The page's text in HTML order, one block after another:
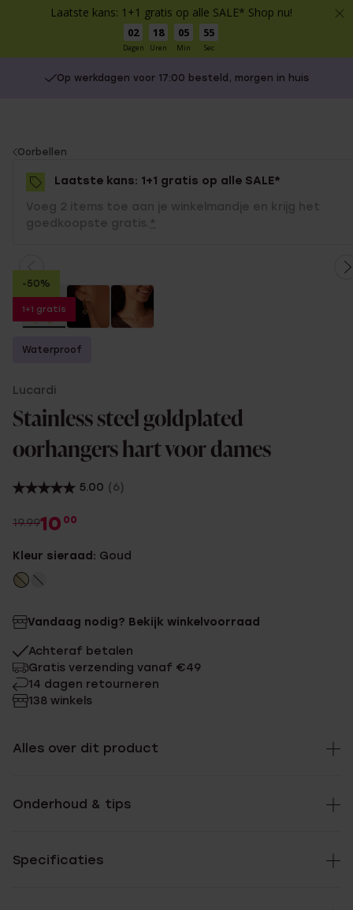
Laatste kans: 1+1 gratis op alle SALE* Shop nu!
02
Dagen
18
Uren
05
Min
55
Sec
Op werkdagen voor 17:00 besteld, morgen in huis
You
are
here:
Oorbellen
Laatste kans: 1+1 gratis op alle SALE*
Voeg 2 items toe aan je winkelmandje en krijg het
goedkoopste gratis. *
-50%
1+1 gratis
Waterproof
Lucardi
Stainless steel goldplated
oorhangers hart voor dames
5.00 (6)
19.9910 00
Kleur sieraad: Goud
Vandaag nodig? Bekijk winkelvoorraad
Achteraf betalen
Gratis verzending vanaf €49
14 dagen retourneren
138 winkels
Alles over dit product
Onderhoud & tips
Specificaties